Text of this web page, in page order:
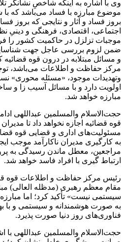
وی با اشاره به اینکه شاخصِ نشانگر
موضوع مبارزه با فساد می‌باشد که
بروز فساد و آثار و نتایجی که بروز
اجتماعی، اقتصادی، فرهنگی و دینیِ
موجبات تزلزل در حاکمیت کشور را
ضمن لزوم بررسی عاجل جهت
و مسائل مبتلابه در درون قوه
مرکز حفاظت و اطلاعات می‌باشد،
وتهدیدات موجود، «مسئله محوری»
اولویت دارد و با مسائل آسیب زا و
مبارزه خواهد شد.
حجت‌الاسلام والمسلمین عبداللهی
قوه قضائیه اجازه نخواهد داد تا
مسئولیت‌های اداری و قضایی قوه
به کارگیری مدیران ناکارآمد موجب
مراجعین، معطل ماندن رسیدگی به
ارتباط گیری با افراد فاسد خواهد شد.
رئیس مرکز حفاظت و اطلاعات قوه
مقام معظم رهبری (مدظله العالی)
سیستمی نیست» تأکید کرد؛ اما
به صورت هوشمندانه و سیستمی و با
فناوری‌های روز دنیا صورت پذیرد.
حجت‌الاسلام والمسلمین عبداللهی با